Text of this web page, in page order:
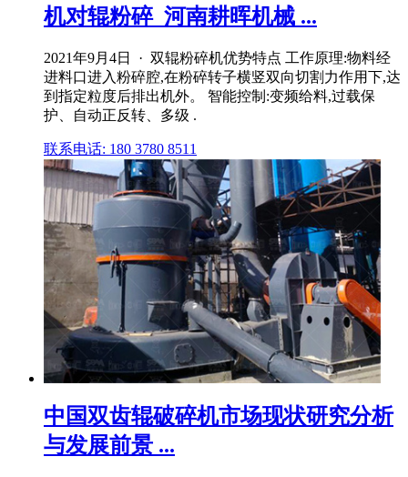
机对辊粉碎_河南耕晖机械 ...
2021年9月4日 · 双辊粉碎机优势特点 工作原理:物料经
进料口进入粉碎腔,在粉碎转子横竖双向切割力作用下,达
到指定粒度后排出机外。 智能控制:变频给料,过载保
护、自动正反转、多级 .
联系电话: 180 3780 8511
中国双齿辊破碎机市场现状研究分析
与发展前景 ...